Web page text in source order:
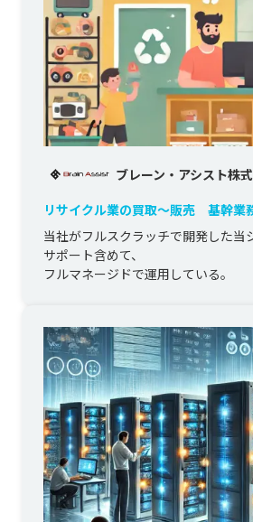
ブレーン・アシスト株
リサイクル業の買取～販売 基幹
当社がフルスクラッチで開発した
サポート含めて、